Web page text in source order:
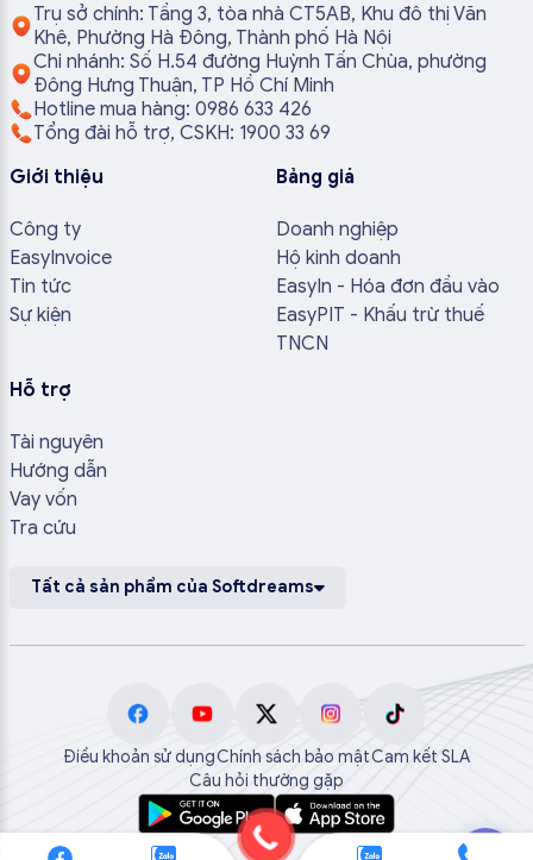
Trụ sở chính: Tầng 3, tòa nhà CT5AB, Khu đô thị Văn
Khê, Phường Hà Đông, Thành phố Hà Nội
Chi nhánh: Số H.54 đường Huỳnh Tấn Chùa, phường
Đông Hưng Thuận, TP Hồ Chí Minh
Hotline mua hàng: 0986 633 426
Tổng đài hỗ trợ, CSKH: 1900 33 69
Giới thiệu
Công ty
EasyInvoice
Tin tức
Sự kiện
Bảng giá
Doanh nghiệp
Hộ kinh doanh
EasyIn - Hóa đơn đầu vào
EasyPIT - Khấu trừ thuế
TNCN
Hỗ trợ
Tài nguyên
Hướng dẫn
Vay vốn
Tra cứu
Tất cả sản phẩm của Softdreams
Điều khoản sử dụngChính sách bảo mậtCam kết SLA
Câu hỏi thường gặp